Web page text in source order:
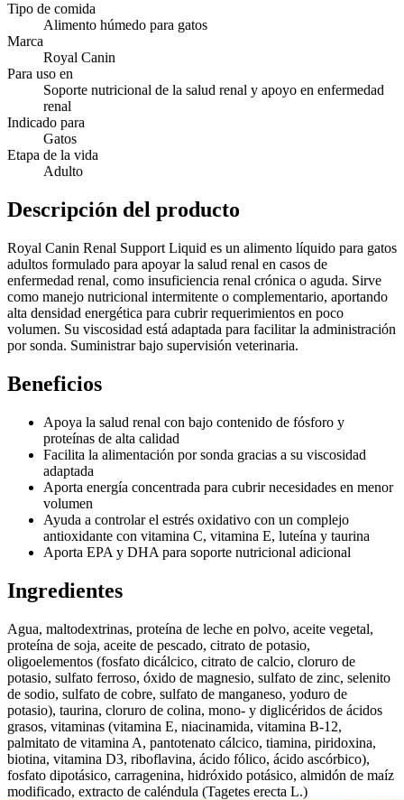
Tipo de comida
Alimento húmedo para gatos
Marca
Royal Canin
Para uso en
Soporte nutricional de la salud renal y apoyo en enfermedad
renal
Indicado para
Gatos
Etapa de la vida
Adulto
Descripción del producto
Royal Canin Renal Support Liquid es un alimento líquido para gatos
adultos formulado para apoyar la salud renal en casos de
enfermedad renal, como insuficiencia renal crónica o aguda. Sirve
como manejo nutricional intermitente o complementario, aportando
alta densidad energética para cubrir requerimientos en poco
volumen. Su viscosidad está adaptada para facilitar la administración
por sonda. Suministrar bajo supervisión veterinaria.
Beneficios
Apoya la salud renal con bajo contenido de fósforo y
proteínas de alta calidad
Facilita la alimentación por sonda gracias a su viscosidad
adaptada
Aporta energía concentrada para cubrir necesidades en menor
volumen
Ayuda a controlar el estrés oxidativo con un complejo
antioxidante con vitamina C, vitamina E, luteína y taurina
Aporta EPA y DHA para soporte nutricional adicional
Ingredientes
Agua, maltodextrinas, proteína de leche en polvo, aceite vegetal,
proteína de soja, aceite de pescado, citrato de potasio,
oligoelementos (fosfato dicálcico, citrato de calcio, cloruro de
potasio, sulfato ferroso, óxido de magnesio, sulfato de zinc, selenito
de sodio, sulfato de cobre, sulfato de manganeso, yoduro de
potasio), taurina, cloruro de colina, mono- y diglicéridos de ácidos
grasos, vitaminas (vitamina E, niacinamida, vitamina B-12,
palmitato de vitamina A, pantotenato cálcico, tiamina, piridoxina,
biotina, vitamina D3, riboflavina, ácido fólico, ácido ascórbico),
fosfato dipotásico, carragenina, hidróxido potásico, almidón de maíz
modificado, extracto de caléndula (Tagetes erecta L.)